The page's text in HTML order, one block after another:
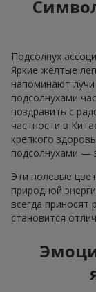
Подсолнух
Яркие жёлтые
напоминают
подсолнухами
поздравить с
частности в
крепкого
подсолнухами —
Эти полевые
природной
всегда приносят
становится